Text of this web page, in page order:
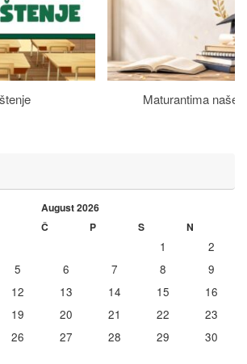
Maturantima naše
August 2026
Č P S N
1
2
5 6 7 8
9
12 13 14 15
16
19 20 21 22
23
26 27 28 29
30